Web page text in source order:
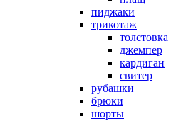
пиджаки
трикотаж
толстовка
джемпер
кардиган
свитер
рубашки
брюки
шорты